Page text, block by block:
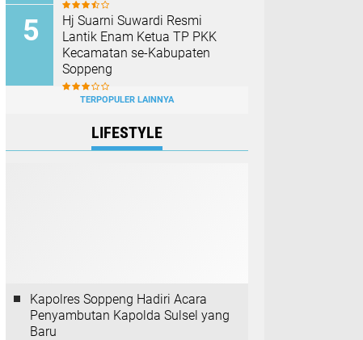
Hj Suarni Suwardi Resmi
Lantik Enam Ketua TP PKK
Kecamatan se-Kabupaten
Soppeng
TERPOPULER LAINNYA
LIFESTYLE
Kapolres Soppeng Hadiri Acara
Penyambutan Kapolda Sulsel yang
Baru